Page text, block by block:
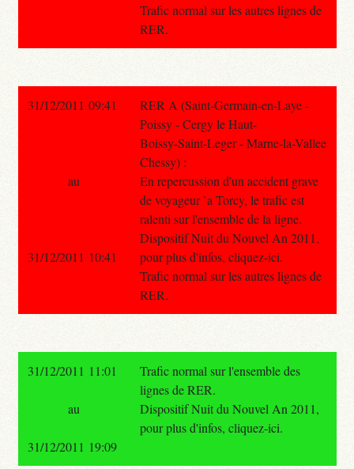
Trafic normal sur les autres lignes de
RER.
31/12/2011 09:41
RER A (Saint-Germain-en-Laye -
Poissy - Cergy le Haut-
Boissy-Saint-Leger - Marne-la-Vallee
Chessy) :
En repercussion d'un accident grave
de voyageur `a Torcy, le trafic est
ralenti sur l'ensemble de la ligne.
Dispositif Nuit du Nouvel An 2011,
pour plus d'infos, cliquez-ici.
Trafic normal sur les autres lignes de
RER.
au
31/12/2011 10:41
31/12/2011 11:01
Trafic normal sur l'ensemble des
lignes de RER.
Dispositif Nuit du Nouvel An 2011,
pour plus d'infos, cliquez-ici.
au
31/12/2011 19:09